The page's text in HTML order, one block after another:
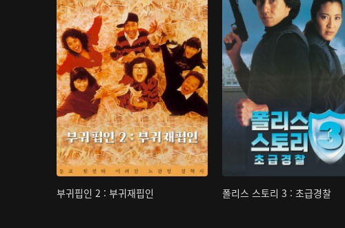
부귀핍인 2 : 부귀재핍인 폴리스 스토리 3 : 초급경찰